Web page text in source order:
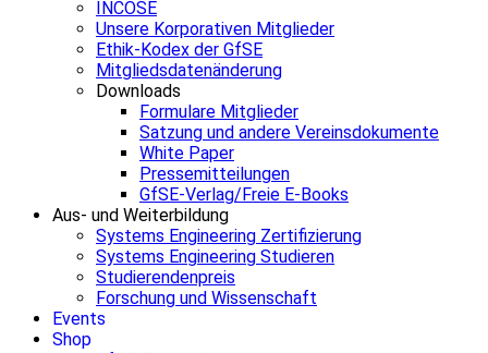
INCOSE
Unsere Korporativen Mitglieder
Ethik-Kodex der GfSE
Mitgliedsdatenänderung
Downloads
Formulare Mitglieder
Satzung und andere Vereinsdokumente
White Paper
Pressemitteilungen
GfSE-Verlag/Freie E-Books
Aus- und Weiterbildung
Systems Engineering Zertifizierung
Systems Engineering Studieren
Studierendenpreis
Forschung und Wissenschaft
Events
Shop